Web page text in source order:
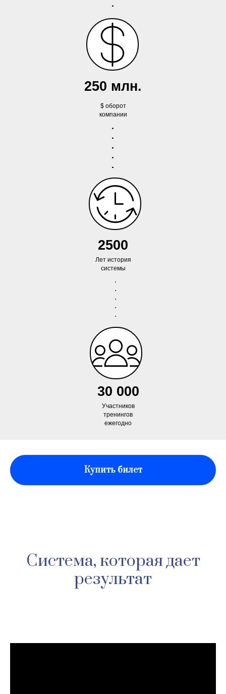
250 млн.
$ оборот
компании
Лет история
системы
Участников
тренингов
ежегодно
2500
30 000
Купить билет
Система, которая дает
результат